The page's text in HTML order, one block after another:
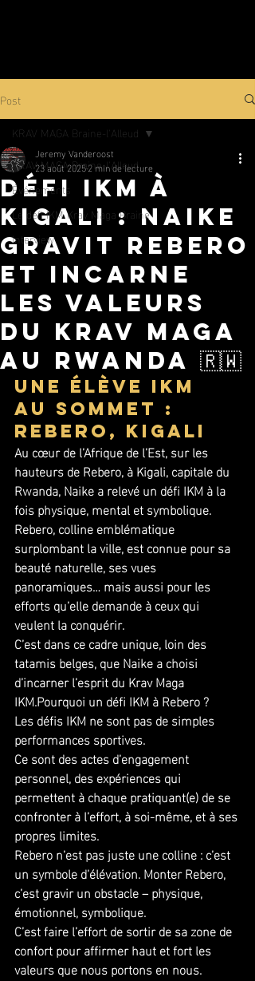
Post
KRAV MAGA Braine-l'Alleud
Événements
Le défi IKM Krav Maga Braine
Interview
KRAV MAGA Braine-l'Alleud
Défi IKM à
Kigali : Naike
gravit Rebero
et incarne
les valeurs
du Krav Maga
au Rwanda 🇷🇼
Jeremy Vanderoost
23 août 20252 min de lecture
Une élève IKM
au sommet :
Rebero, Kigali
Au cœur de l’Afrique de l’Est, sur les
hauteurs de Rebero, à Kigali, capitale du
Rwanda, Naike a relevé un défi IKM à la
fois physique, mental et symbolique.
Rebero, colline emblématique
surplombant la ville, est connue pour sa
beauté naturelle, ses vues
panoramiques… mais aussi pour les
efforts qu’elle demande à ceux qui
veulent la conquérir.
C’est dans ce cadre unique, loin des
tatamis belges, que Naike a choisi
d’incarner l’esprit du Krav Maga
IKM.Pourquoi un défi IKM à Rebero ?
Les défis IKM ne sont pas de simples
performances sportives.
Ce sont des actes d’engagement
personnel, des expériences qui
permettent à chaque pratiquant(e) de se
confronter à l’effort, à soi-même, et à ses
propres limites.
Rebero n’est pas juste une colline : c’est
un symbole d’élévation. Monter Rebero,
c’est gravir un obstacle – physique,
émotionnel, symbolique.
C’est faire l’effort de sortir de sa zone de
confort pour affirmer haut et fort les
valeurs que nous portons en nous.